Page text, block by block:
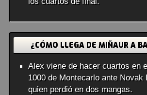
¿CÓMO LLEGA DE MIÑAUR A
Alex viene de hacer cuartos en
1000 de Montecarlo ante Novak
quien perdió en dos mangas.